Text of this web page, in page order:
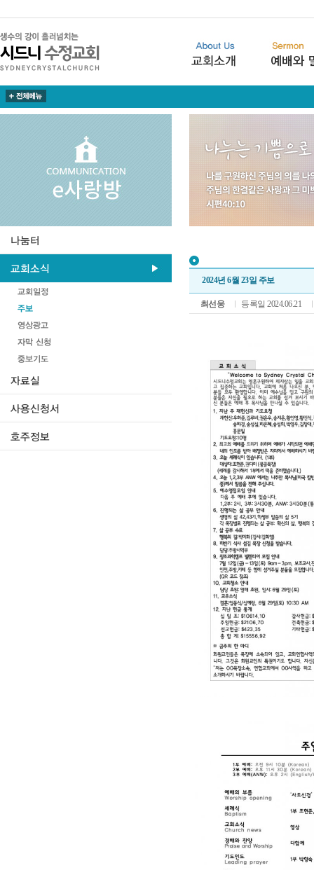
2024년 6월 23일 주보
최선웅 등록일 2024.06.21